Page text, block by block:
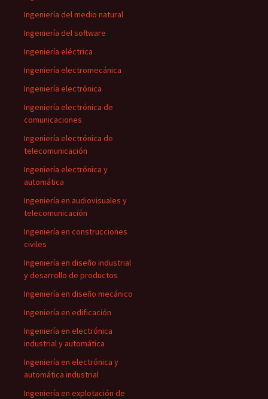
Ingeniería del medio natural
Ingeniería del software
Ingeniería eléctrica
Ingeniería electromecánica
Ingeniería electrónica
Ingeniería electrónica de
comunicaciones
Ingeniería electrónica de
telecomunicación
Ingeniería electrónica y
automática
Ingeniería en audiovisuales y
telecomunicación
Ingeniería en construcciones
civiles
Ingeniería en diseño industrial
y desarrollo de productos
Ingeniería en diseño mecánico
Ingeniería en edificación
Ingeniería en electrónica
industrial y automática
Ingeniería en electrónica y
automática industrial
Ingeniería en explotación de